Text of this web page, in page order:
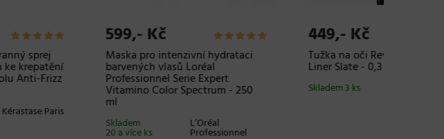
599,- Kč
Maska pro intenzivní hydrataci
barvených vlasů Loréal
Professionnel Serie Expert
Vitamino Color Spectrum - 250
L’Oréal
Professionnel
449,- Kč
Tužka na oči RevitaLash Defining
Liner Slate - 0,3 g, kouřová
RevitaLash
Skladem 3 ks